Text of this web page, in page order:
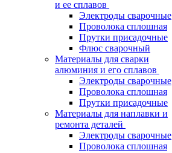
и ее сплавов
Электроды сварочные
Проволока сплошная
Прутки присадочные
Флюс сварочный
Материалы для сварки
алюминия и его сплавов
Электроды сварочные
Проволока сплошная
Прутки присадочные
Материалы для наплавки и
ремонта деталей
Электроды сварочные
Проволока сплошная